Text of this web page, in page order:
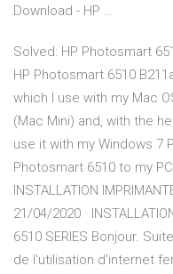
Download - HP …
Solved: HP Photosmart
HP Photosmart 6510
which I use with my Mac
(Mac Mini) and, with the
use it with my Windows 7
Photosmart 6510 to my
INSTALLATION
21/04/2020 ·
6510 SERIES Bonjour.
de l'utilisation d'internet